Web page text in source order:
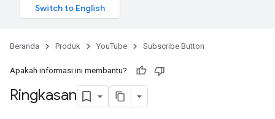
Beranda Produk YouTube Subscribe Button
Apakah informasi ini membantu?
Ringkasan